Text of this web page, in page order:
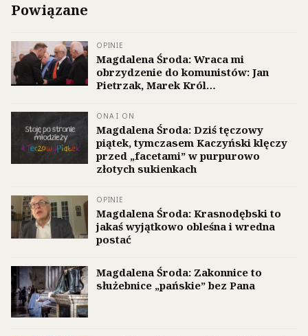
Powiązane
OPINIE
Magdalena Środa: Wraca mi
obrzydzenie do komunistów: Jan
Pietrzak, Marek Król…
ONA I ON
Magdalena Środa: Dziś tęczowy
piątek, tymczasem Kaczyński klęczy
przed „facetami” w purpurowo
złotych sukienkach
OPINIE
Magdalena Środa: Krasnodębski to
jakaś wyjątkowo obleśna i wredna
postać
Magdalena Środa: Zakonnice to
służebnice „pańskie” bez Pana